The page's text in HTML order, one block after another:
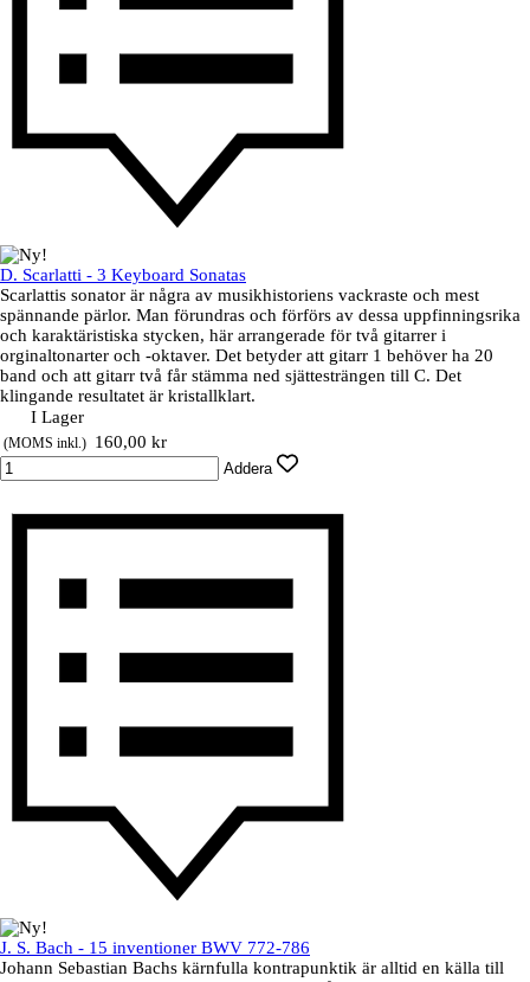
D. Scarlatti - 3 Keyboard Sonatas
Scarlattis sonator är några av musikhistoriens vackraste och mest
spännande pärlor. Man förundras och förförs av dessa uppfinningsrika
och karaktäristiska stycken, här arrangerade för två gitarrer i
orginaltonarter och -oktaver. Det betyder att gitarr 1 behöver ha 20
band och att gitarr två får stämma ned sjättesträngen till C. Det
klingande resultatet är kristallklart.
I Lager
(MOMS inkl.) Pris utan rabatt
160,00 kr
Addera
J. S. Bach - 15 inventioner BWV 772-786
Johann Sebastian Bachs kärnfulla kontrapunktik är alltid en källa till